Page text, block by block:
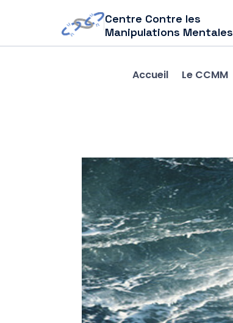
Centre Contre les
Manipulations Mentales
Accueil Le CCMM